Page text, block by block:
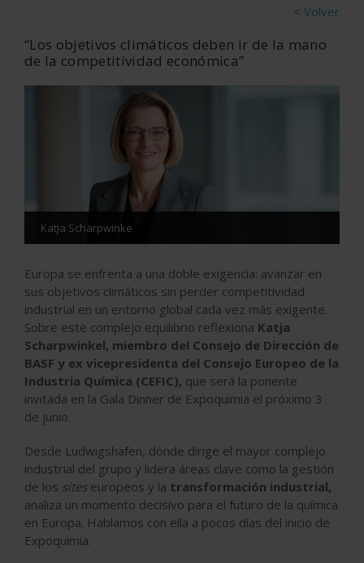
< Volver
“Los objetivos climáticos deben ir de la mano
de la competitividad económica”
Katja Scharpwinke
Europa se enfrenta a una doble exigencia: avanzar en
sus objetivos climáticos sin perder competitividad
industrial en un entorno global cada vez más exigente.
Sobre este complejo equilibrio reflexiona Katja
Scharpwinkel, miembro del Consejo de Dirección de
BASF y ex vicepresidenta del Consejo Europeo de la
Industria Química (CEFIC), que será la ponente
invitada en la Gala Dinner de Expoquimia el próximo 3
de junio.
Desde Ludwigshafen, donde dirige el mayor complejo
industrial del grupo y lidera áreas clave como la gestión
de los siteseuropeos y la transformación industrial,
analiza un momento decisivo para el futuro de la química
en Europa. Hablamos con ella a pocos días del inicio de
Expoquimia.